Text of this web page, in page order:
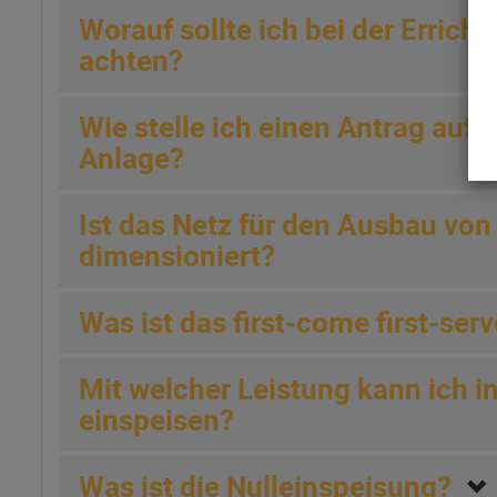
Worauf sollte ich bei der
achten?
Wie stelle ich einen Antrag auf
Anlage?
Ist das Netz für den Ausbau
dimensioniert?
Was ist das first-come first-
Mit welcher Leistung kann ich
einspeisen?
Was ist die Nulleinspeisung?